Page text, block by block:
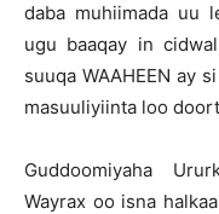
daba muhiimada uu
ugu baaqay in
suuqa WAAHEEN ay
masuuliyiinta loo
Guddoomiyaha
Wayrax oo isna